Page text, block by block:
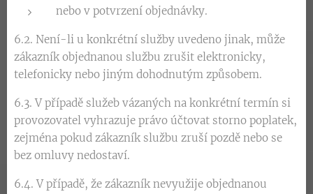
nebo v potvrzení objednávky.
6.2. Není-li u konkrétní služby uvedeno jinak, může
zákazník objednanou službu zrušit elektronicky,
telefonicky nebo jiným dohodnutým způsobem.
6.3. V případě služeb vázaných na konkrétní termín si
provozovatel vyhrazuje právo účtovat storno poplatek,
zejména pokud zákazník službu zruší pozdě nebo se
bez omluvy nedostaví.
6.4. V případě, že zákazník nevyužije objednanou